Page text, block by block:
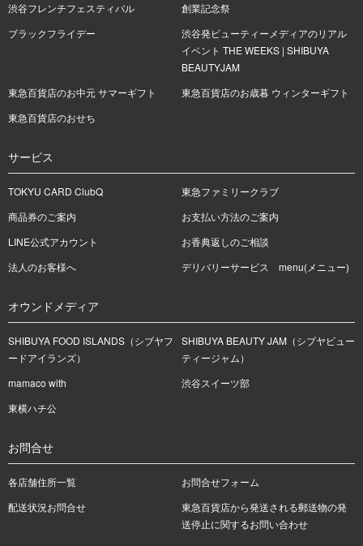
渋谷フレンチフェスティバル
創業記念祭
ブラックフライデー
渋谷発ビューティーメディアのリアル
イベント THE WEEKS | SHIBUYA
BEAUTYJAM
東急百貨店のお中元 サマーギフト
東急百貨店のお歳暮 ウィンターギフト
東急百貨店のおせち
サービス
TOKYU CARD ClubQ
東急ファミリークラブ
商品券のご案内
お支払い方法のご案内
LINE公式アカウント
お香典返しのご相談
法人のお客様へ
デリバリーサービス menu(メニュー)
オウンドメディア
SHIBUYA FOOD ISLANDS（シブヤフ
ードアイランズ）
SHIBUYA BEAUTY JAM（シブヤビュー
ティージャム）
mamaco with
渋谷スイーツ部
東横ハチ公
お問合せ
各店舗住所一覧
お問合せフォーム
配送状況お問合せ
東急百貨店から発送される郵送物の発
送停止に関するお問い合わせ